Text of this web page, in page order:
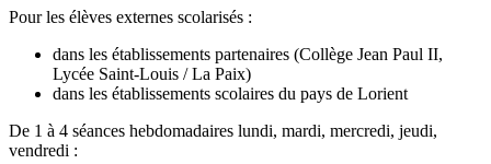
Pour les élèves externes scolarisés :
dans les établissements partenaires (Collège Jean Paul II,
Lycée Saint-Louis / La Paix)
dans les établissements scolaires du pays de Lorient
De 1 à 4 séances hebdomadaires lundi, mardi, mercredi, jeudi,
vendredi :